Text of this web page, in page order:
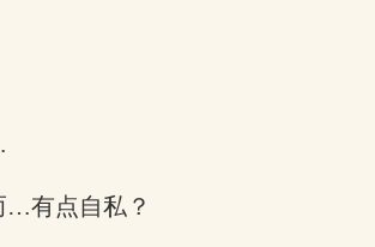
…有点自私？